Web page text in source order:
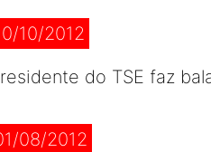
10/2012
do TSE faz
08/2012